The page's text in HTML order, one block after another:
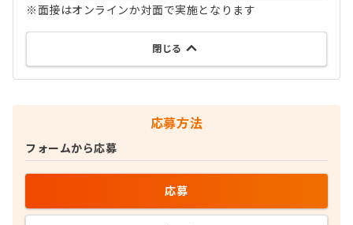
※面接はオンラインか対面で実施となります
閉じる
応募方法
フォームから応募
応募